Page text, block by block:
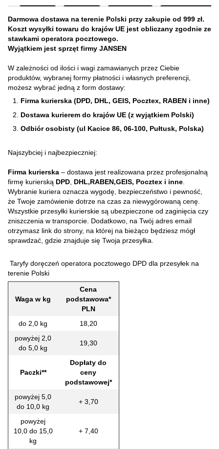
Darmowa dostawa na terenie Polski przy zakupie od 999 zł.
Koszt wysyłki towaru do krajów UE jest obliczany zgodnie ze
stawkami operatora pocztowego.
Wyjątkiem jest sprzęt firmy JANSEN
W zależności od ilości i wagi zamawianych przez Ciebie
produktów, wybranej formy płatności i własnych preferencji,
możesz wybrać jedną z form dostawy:
Firma kurierska (DPD, DHL, GEIS, Pocztex, RABEN i inne)
Dostawa kurierem do krajów UE (z wyjątkiem Polski)
Odbiór osobisty (ul Kacice 86, 06-100, Pułtusk, Polska)
Najszybciej i najbezpieczniej:
Firma kurierska – dostawa jest realizowana przez profesjonalną
firmę kurierską DPD DHL,RABEN,GEIS, Pocztex i inne
Wybranie kuriera oznacza wygodę, bezpieczeństwo i pewność,
że Twoje zamówienie dotrze na czas za niewygórowaną cenę.
Wszystkie przesyłki kurierskie są ubezpieczone od zaginięcia czy
zniszczenia w transporcie. Dodatkowo, na Twój adres email
otrzymasz link do strony, na której na bieżąco będziesz mógł
sprawdzać, gdzie znajduje się Twoja przesyłka.
Taryfy doręczeń operatora pocztowego DPD dla przesyłek na
terenie Polski
Waga w kg
Cena
podstawowa*
PLN
do 2,0 kg
18,20
powyżej 2,0
do 5,0 kg
19,30
Paczki**
Dopłaty do
ceny
podstawowej*
powyżej 5,0
do 10,0 kg
+ 3,70
powyżej
10,0 do 15,0
kg
+ 7,40